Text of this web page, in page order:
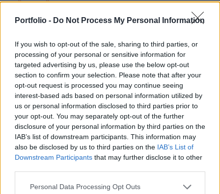
Portfolio - Do Not Process My Personal Information
If you wish to opt-out of the sale, sharing to third parties, or
processing of your personal or sensitive information for
targeted advertising by us, please use the below opt-out
section to confirm your selection. Please note that after your
opt-out request is processed you may continue seeing
interest-based ads based on personal information utilized by
us or personal information disclosed to third parties prior to
your opt-out. You may separately opt-out of the further
disclosure of your personal information by third parties on the
IAB’s list of downstream participants. This information may
also be disclosed by us to third parties on the IAB’s List of
Downstream Participants that may further disclose it to other
Personal Data Processing Opt Outs
ELŐFIZETŐI TARTALOM
Titkos találkozója volt Donald
Trump emberének: üzenetet
küldött az elnök a feketelistás
szigetországnak
MTI
2026. május 15. 06:58
Kubai források szerint John Ratcliffe, az amerikai
Központi Hírszerző Ügynökség (CIA) igazgatója
csütörtökön kubai kormányképviselőkkel
találkozott Havannában.